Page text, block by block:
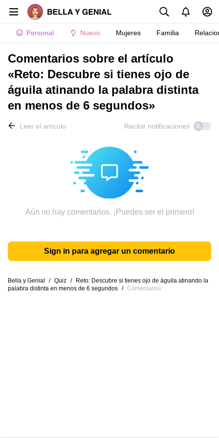
Personal Nuevo Mujeres Familia
Comentarios sobre el artículo
«Reto: Descubre si tienes ojo de
águila atinando la palabra distinta
en menos de 6 segundos»
Leer el artículo Recibir notificaciones
Aún no hay comentarios. ¡Puedes ser el primero!
Sign in para agregar un comentario
Bella y Genial / Quiz /
Reto: Descubre si tienes ojo de águila atinando la
palabra distinta en menos de 6 segundos / Comentarios